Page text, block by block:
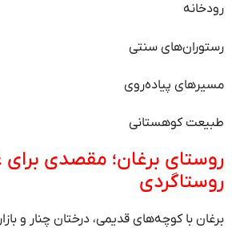
رودخانه
رستوران‌های سنتی
مسیرهای پیاده‌روی
طبیعت کوهستانی
روستای برغان؛ مقصدی برای
روستاگردی
برغان با کوچه‌های قدیمی، درختان چنار و